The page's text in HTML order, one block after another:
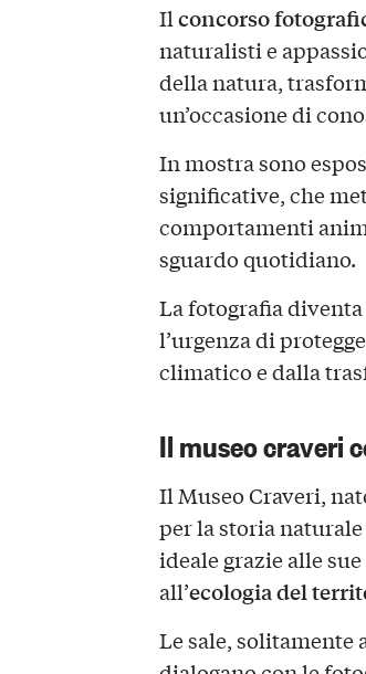
Ilconcorso
naturalisti e
della natura,
un’occasione di
In mostra sono
significative, che
comportamenti
sguardo quotidiano.
La fotografia
l’urgenza di
climatico e dalla
Il museo craveri
Il Museo Craveri,
per la storia
ideale grazie alle
all’ecologia del
Le sale,